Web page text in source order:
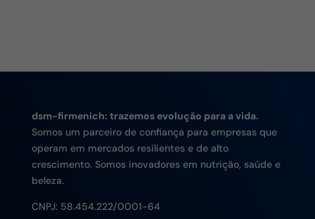
dsm-firmenich: trazemos evolução para a vida.
Somos um parceiro de confiança para empresas que
operam em mercados resilientes e de alto
crescimento. Somos inovadores em nutrição, saúde e
beleza.
CNPJ: 58.454.222/0001-64